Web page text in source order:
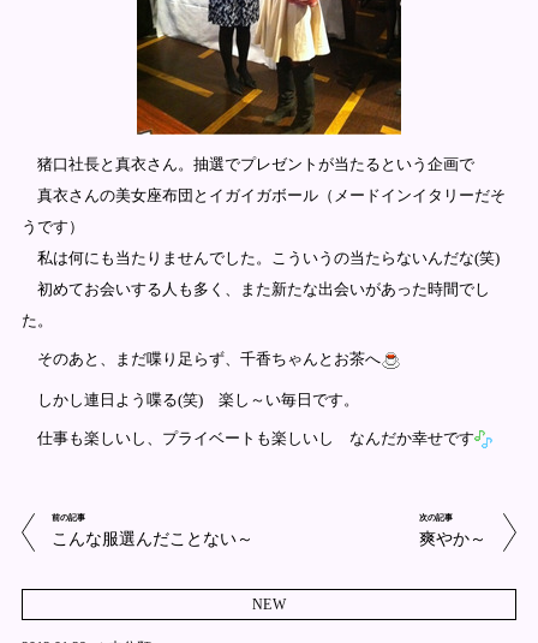
猪口社長と真衣さん。抽選でプレゼントが当たるという企画で
真衣さんの美女座布団とイガイガボール（メードインイタリーだそ
うです）
私は何にも当たりませんでした。こういうの当たらないんだな(笑)
初めてお会いする人も多く、また新たな出会いがあった時間でし
た。
そのあと、まだ喋り足らず、千香ちゃんとお茶へ
しかし連日よう喋る(笑) 楽し～い毎日です。
仕事も楽しいし、プライベートも楽しいし なんだか幸せです
前の記事
こんな服選んだことない～
次の記事
爽やか～
NEW